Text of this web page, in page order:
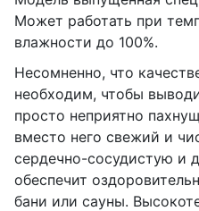
Может работать при
влажности до 100%.
Несомненно, что
необходим, чтобы
просто неприятно
вместо него свежий и
сердечно-сосудистую и
обеспечит
бани или сауны.